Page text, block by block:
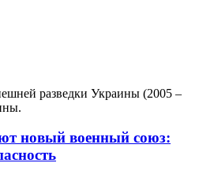
разведки Украины (2005 –
новый военный союз: